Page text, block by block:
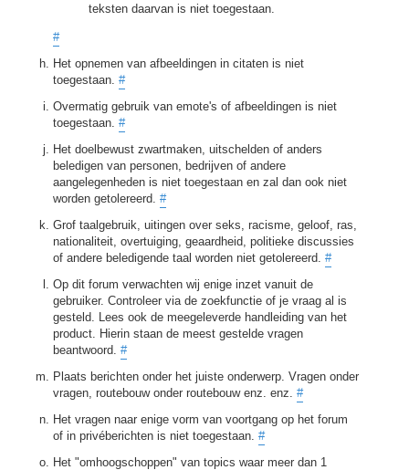
teksten daarvan is niet toegestaan.
#
Het opnemen van afbeeldingen in citaten is niet
toegestaan. #
Overmatig gebruik van emote's of afbeeldingen is niet
toegestaan. #
Het doelbewust zwartmaken, uitschelden of anders
beledigen van personen, bedrijven of andere
aangelegenheden is niet toegestaan en zal dan ook niet
worden getolereerd. #
Grof taalgebruik, uitingen over seks, racisme, geloof, ras,
nationaliteit, overtuiging, geaardheid, politieke discussies
of andere beledigende taal worden niet getolereerd. #
Op dit forum verwachten wij enige inzet vanuit de
gebruiker. Controleer via de zoekfunctie of je vraag al is
gesteld. Lees ook de meegeleverde handleiding van het
product. Hierin staan de meest gestelde vragen
beantwoord. #
Plaats berichten onder het juiste onderwerp. Vragen onder
vragen, routebouw onder routebouw enz. enz. #
Het vragen naar enige vorm van voortgang op het forum
of in privéberichten is niet toegestaan. #
Het "omhoogschoppen" van topics waar meer dan 1